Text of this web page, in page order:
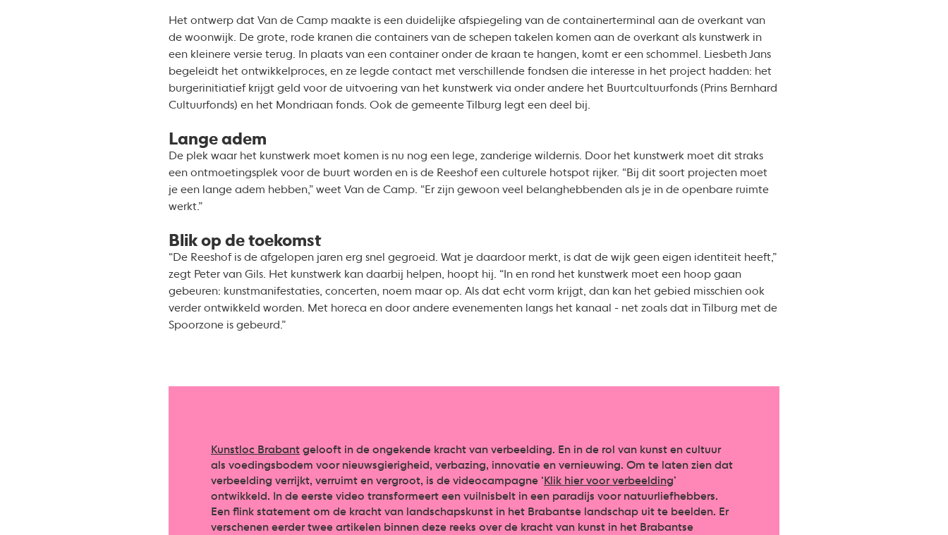
Het ontwerp dat Van de Camp maakte is een duidelijke afspiegeling van de containerterminal aan de overkant van
de woonwijk. De grote, rode kranen die containers van de schepen takelen komen aan de overkant als kunstwerk in
een kleinere versie terug. In plaats van een container onder de kraan te hangen, komt er een schommel. Liesbeth Jans
begeleidt het ontwikkelproces, en ze legde contact met verschillende fondsen die interesse in het project hadden: het
burgerinitiatief krijgt geld voor de uitvoering van het kunstwerk via onder andere het Buurtcultuurfonds (Prins Bernhard
Cultuurfonds) en het Mondriaan fonds. Ook de gemeente Tilburg legt een deel bij.
Lange adem
De plek waar het kunstwerk moet komen is nu nog een lege, zanderige wildernis. Door het kunstwerk moet dit straks
een ontmoetingsplek voor de buurt worden en is de Reeshof een culturele hotspot rijker. “Bij dit soort projecten moet
je een lange adem hebben,” weet Van de Camp. “Er zijn gewoon veel belanghebbenden als je in de openbare ruimte
werkt.”
Blik op de toekomst
“De Reeshof is de afgelopen jaren erg snel gegroeid. Wat je daardoor merkt, is dat de wijk geen eigen identiteit heeft,”
zegt Peter van Gils. Het kunstwerk kan daarbij helpen, hoopt hij. “In en rond het kunstwerk moet een hoop gaan
gebeuren: kunstmanifestaties, concerten, noem maar op. Als dat echt vorm krijgt, dan kan het gebied misschien ook
verder ontwikkeld worden. Met horeca en door andere evenementen langs het kanaal - net zoals dat in Tilburg met de
Spoorzone is gebeurd.”
Kunstloc Brabant gelooft in de ongekende kracht van verbeelding. En in de rol van kunst en cultuur
als voedingsbodem voor nieuwsgierigheid, verbazing, innovatie en vernieuwing. Om te laten zien dat
verbeelding verrijkt, verruimt en vergroot, is de videocampagne ‘Klik hier voor verbeelding’
ontwikkeld. In de eerste video transformeert een vuilnisbelt in een paradijs voor natuurliefhebbers.
Een flink statement om de kracht van landschapskunst in het Brabantse landschap uit te beelden. Er
verschenen eerder twee artikelen binnen deze reeks over de kracht van kunst in het Brabantse